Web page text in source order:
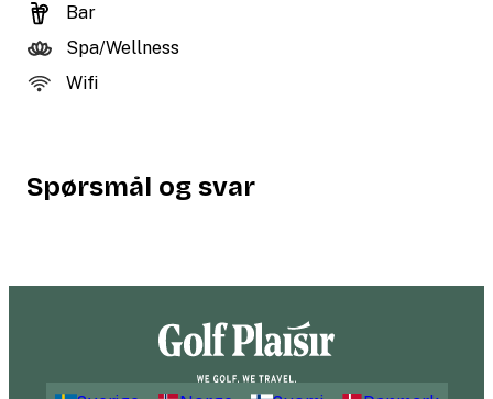
Bar
Spa/Wellness
Wifi
Spørsmål og svar